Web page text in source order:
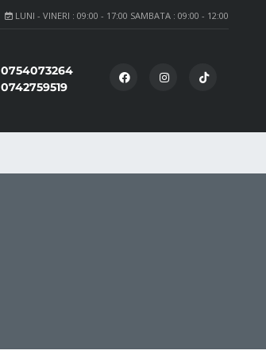
LUNI - VINERI : 09:00 - 17:00 SAMBATA : 09:00 - 12:00
0754073264
0742759519